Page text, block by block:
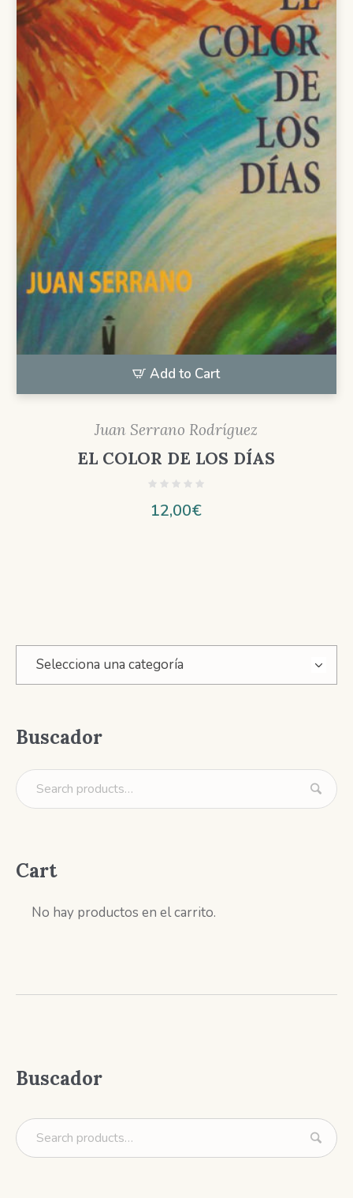
Add to Cart
Juan Serrano Rodríguez
EL COLOR DE LOS DÍAS
12,00€
Selecciona una categoría
Buscador
Cart
No hay productos en el carrito.
Buscador